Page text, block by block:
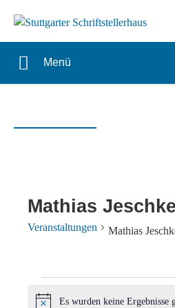
Menü
Mathias Jeschke
Veranstaltungen Mathias
Es wurden keine Ergebnisse